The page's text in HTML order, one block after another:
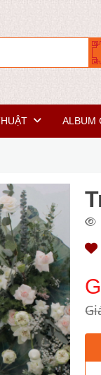
ALBUM